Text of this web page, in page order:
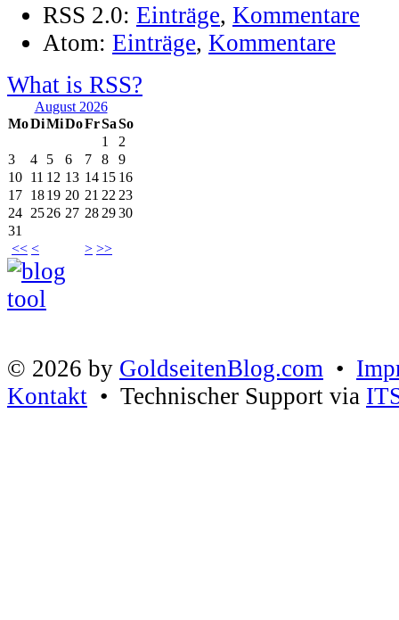
RSS 2.0: Einträge, Kommentare
Atom: Einträge, Kommentare
What is RSS?
August 2026
MoDiMiDoFrSaSo
<< < > >>
1
2
3
4 5 6 7 8
9
10 11 12 13 14 15 16
17 1819 20 21 22 23
24 2526 27 28 2930
31
© 2026 by GoldseitenBlog.com •
Kontakt • Technischer Support via